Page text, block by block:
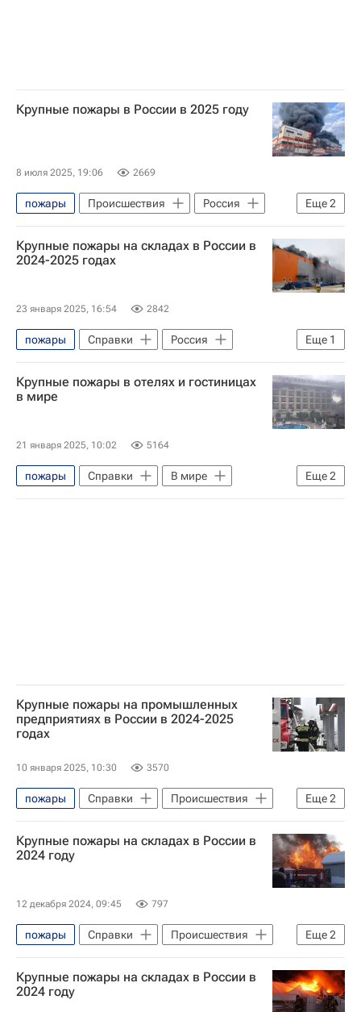
Крупные пожары в России в 2025 году
8 июля 2025, 19:06 2669
Еще2
пожары Происшествия
Россия
Пожар
Справки
Крупные пожары на складах в России в
2024-2025 годах
23 января 2025, 16:54 2842
Еще 1
пожары Справки
Россия
Происшествия
Крупные пожары в отелях и гостиницах
в мире
21 января 2025, 10:02 5164
Еще2
пожары Справки
В мире
Отели
Гостиницы
Крупные пожары на промышленных
предприятиях в России в 2024-2025
годах
10 января 2025, 10:30 3570
Еще2
пожары Справки
Происшествия
Россия
МЧС России (Министерство РФ по делам гражданской обороны, чрезвычайным ситуациям и ликвидации последствий стихийных бедствий)
Крупные пожары на складах в России в
2024 году
12 декабря 2024, 09:45 797
Еще2
пожары Справки
Происшествия
Россия
МЧС России (Министерство РФ по делам гражданской обороны, чрезвычайным ситуациям и ликвидации последствий стихийных бедствий)
Крупные пожары на складах в России в
2024 году